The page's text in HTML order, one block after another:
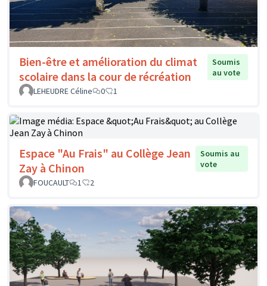
Bien-être et amélioration du climat
scolaire dans la cour de récréation
Soumis
au vote
LEHEUDRE Céline
0 1
Espace "Au Frais" au Collège Jean
Zay à Chinon
Soumis au
vote
FOUCAULT
1 2